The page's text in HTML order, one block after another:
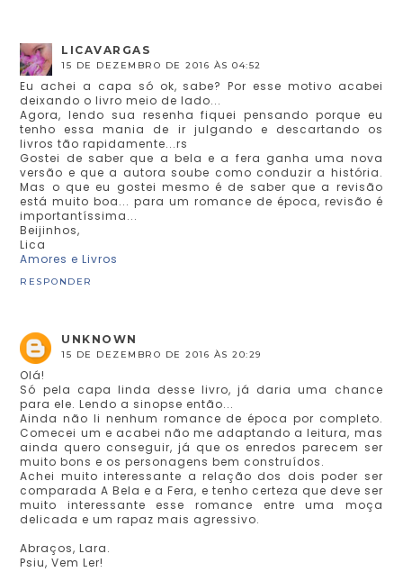
LICAVARGAS
15 DE DEZEMBRO DE 2016 ÀS 04:52
Eu achei a capa só ok, sabe? Por esse motivo acabei
deixando o livro meio de lado...
Agora, lendo sua resenha fiquei pensando porque eu
tenho essa mania de ir julgando e descartando os
livros tão rapidamente...rs
Gostei de saber que a bela e a fera ganha uma nova
versão e que a autora soube como conduzir a história.
Mas o que eu gostei mesmo é de saber que a revisão
está muito boa... para um romance de época, revisão é
importantíssima...
Beijinhos,
Lica
Amores e Livros
RESPONDER
UNKNOWN
15 DE DEZEMBRO DE 2016 ÀS 20:29
Olá!
Só pela capa linda desse livro, já daria uma chance
para ele. Lendo a sinopse então...
Ainda não li nenhum romance de época por completo.
Comecei um e acabei não me adaptando a leitura, mas
ainda quero conseguir, já que os enredos parecem ser
muito bons e os personagens bem construídos.
Achei muito interessante a relação dos dois poder ser
comparada A Bela e a Fera, e tenho certeza que deve ser
muito interessante esse romance entre uma moça
delicada e um rapaz mais agressivo.
Abraços, Lara.
Psiu, Vem Ler!